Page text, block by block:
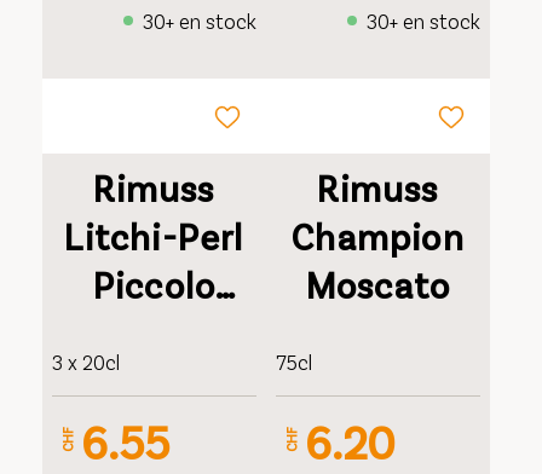
30+ en stock 30+ en stock
Rimuss
Litchi-Perl
Piccolo
3 x 20cl
CHF 6.55
Rimuss
Champion
Moscato
75cl
CHF 6.20